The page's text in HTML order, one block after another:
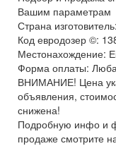
Вашим параметрам
Страна
Код евродозер ©:
Местонахождение:
Форма оплаты:
ВНИМАНИЕ! Цена
объявления,
снижена!
Подробную инфо и
продаже смотрите